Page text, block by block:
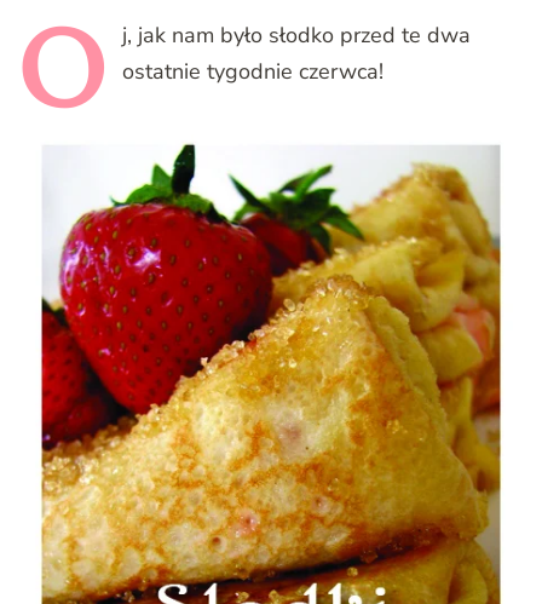
O j, jak nam było słodko przed te dwa
ostatnie tygodnie czerwca!